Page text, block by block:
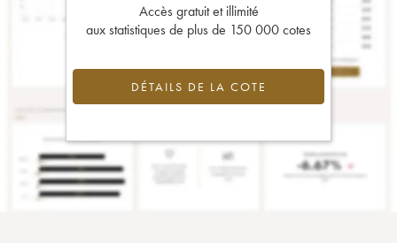
Accès gratuit et illimité
aux statistiques de plus de 150 000 cotes
DÉTAILS DE LA COTE